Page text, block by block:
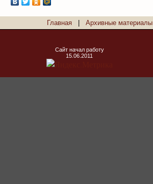
Главная Архивные материалы
Сайт начал работу
15.06.2011